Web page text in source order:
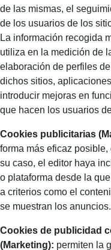
de las mismas, el
de los usuarios de los
La información recogida
utiliza en la medición de
elaboración de perfiles
dichos sitios,
introducir mejoras en
que hacen los usuarios
Cookies publicitarias
forma más eficaz
su caso, el editor haya
o plataforma desde la
a criterios como el
se muestran los anuncios.
Cookies de publicidad
(Marketing): permiten la